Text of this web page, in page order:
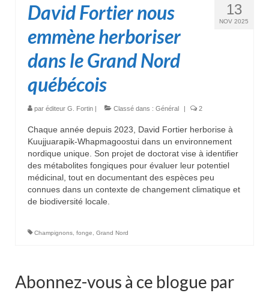
13
NOV 2025
David Fortier nous
emmène herboriser
dans le Grand Nord
québécois
par éditeur G. Fortin Classé dans : Général 2
Chaque année depuis 2023, David Fortier herborise à
Kuujjuarapik-Whapmagoostui dans un environnement
nordique unique. Son projet de doctorat vise à identifier
des métabolites fongiques pour évaluer leur potentiel
médicinal, tout en documentant des espèces peu
connues dans un contexte de changement climatique et
de biodiversité locale.
Champignons, fonge, Grand Nord
Abonnez-vous à ce blogue par